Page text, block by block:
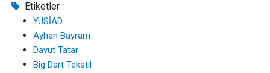
Etiketler :
YÜSİAD
Ayhan Bayram
Davut Tatar
Big Dart Tekstil